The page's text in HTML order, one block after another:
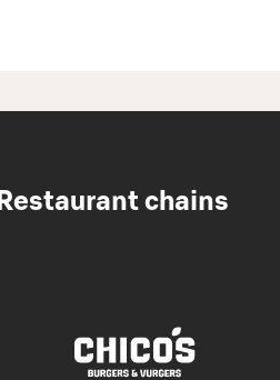
Restaurant chains